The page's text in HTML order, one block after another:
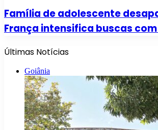
Família de adolescente
França intensifica buscas
Últimas Notícias
Goiânia